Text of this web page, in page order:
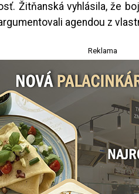
Žitňanská vyhlásila, že
agendou z
Reklama